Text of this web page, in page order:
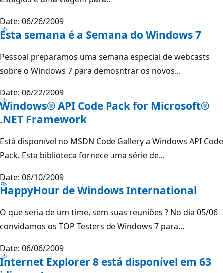
Date: 06/26/2009
Esta semana é a Semana do Windows 7
Pessoal preparamos uma semana especial de webcasts
sobre o Windows 7 para demosntrar os novos...
Date: 06/22/2009
Windows® API Code Pack for Microsoft®
.NET Framework
Está disponível no MSDN Code Gallery a Windows API Code
Pack. Esta biblioteca fornece uma série de...
Date: 06/10/2009
HappyHour de Windows International
O que seria de um time, sem suas reuniões ? No dia 05/06
convidamos os TOP Testers de Windows 7 para...
Date: 06/06/2009
Internet Explorer 8 está disponível em 63